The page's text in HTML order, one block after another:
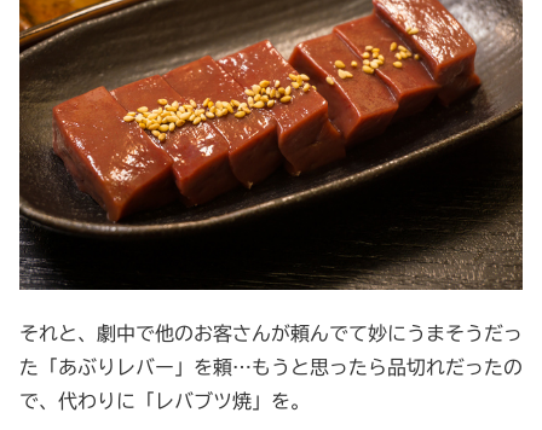
それと、劇中で他のお客さんが頼んでて妙にうまそうだっ
た「あぶりレバー」を頼…もうと思ったら品切れだったの
で、代わりに「レバブツ焼」を。